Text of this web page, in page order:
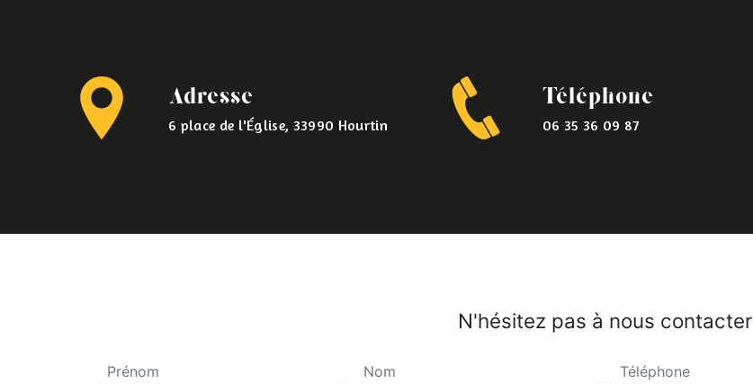
Adresse
6 place de l'Église, 33990 Hourtin
Téléphone
06 35 36 09 87
N'hésitez pas à nous contacter